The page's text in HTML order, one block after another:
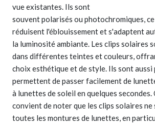
vue existantes. Ils sont
souvent polarisés ou photochromiques,
réduisent l'éblouissement et s'adaptent
la luminosité ambiante. Les clips solaires
dans différentes teintes et couleurs,
choix esthétique et de style. Ils sont aussi
permettent de passer facilement de
à lunettes de soleil en quelques secondes.
convient de noter que les clips solaires ne
toutes les montures de lunettes, en